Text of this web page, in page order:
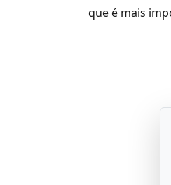
que é mais